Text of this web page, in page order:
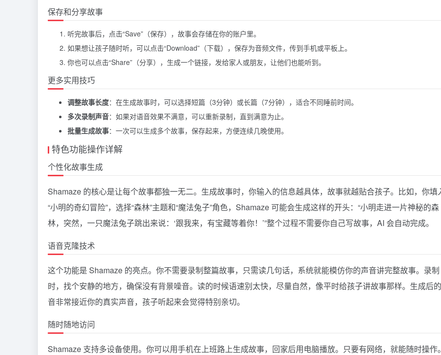
保存和分享故事
听完故事后，点击“Save”（保存），故事会存储在你的账户里。
如果想让孩子随时听，可以点击“Download”（下载），保存为音频文件，传到手机或平板上。
你也可以点击“Share”（分享），生成一个链接，发给家人或朋友，让他们也能听到。
更多实用技巧
调整故事长度：在生成故事时，可以选择短篇（3分钟）或长篇（7分钟），适合不同睡前时间。
多次录制声音：如果对语音效果不满意，可以重新录制，直到满意为止。
批量生成故事：一次可以生成多个故事，保存起来，方便连续几晚使用。
特色功能操作详解
个性化故事生成
Shamaze 的核心是让每个故事都独一无二。生成故事时，你输入的信息越具体，故事就越贴合孩子。比如，你填
“小明的奇幻冒险”，选择“森林”主题和“魔法兔子”角色，Shamaze 可能会生成这样的开头：“小明走进一片神秘的森
林，突然，一只魔法兔子跳出来说：‘跟我来，有宝藏等着你！’”整个过程不需要你自己写故事，AI 会自动完成。
语音克隆技术
这个功能是 Shamaze 的亮点。你不需要录制整篇故事，只需读几句话，系统就能模仿你的声音讲完整故事。录制
时，找个安静的地方，确保没有背景噪音。读的时候语速别太快，尽量自然，像平时给孩子讲故事那样。生成后
音非常接近你的真实声音，孩子听起来会觉得特别亲切。
随时随地访问
Shamaze 支持多设备使用。你可以用手机在上班路上生成故事，回家后用电脑播放。只要有网络，就能随时操作